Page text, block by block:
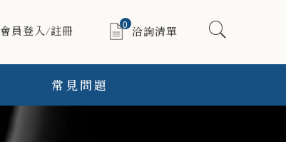
會員登入/註冊 0
洽詢清單
常見問題